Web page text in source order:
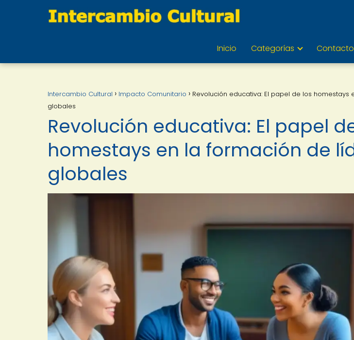
Inicio Categorías Contacto
Intercambio Cultural Impacto Comunitario
Revolución educativa: El papel de los
globales
Revolución educativa: El papel
homestays en la formación de
globales